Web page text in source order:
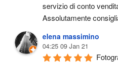
servizio di conto
Assolutamente
elena massimino
04:25 09 Jan 21